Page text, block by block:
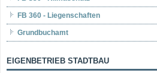
FB 360 - Liegenschaften
Grundbuchamt
EIGENBETRIEB STADTBAU